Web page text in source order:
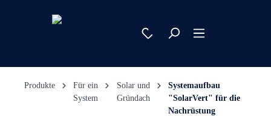
Produkte
Für ein
System
Solar und
Gründach
Systemaufbau
"SolarVert" für die
Nachrüstung